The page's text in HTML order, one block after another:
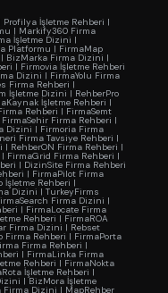
Profilya İşletme Rehberi |
| Markify360 Firma
İşletme Dizini |
Platformu | FirmaMap
| BizMarka Firma Dizini |
| Firmovia İşletme Rehberi
Dizini | FirmaYolu Firma
Firma Rehberi |
İşletme Dizini | RehberPro
İşletme Rehberi |
Rehberi | FirmaSemt
FirmaSehir Firma Rehberi |
Dizini | Firmoria Firma
Firma Tavsiye Rehberi |
| RehberON Firma Rehberi |
| FirmaGrid Firma Rehberi |
| DizinSite Firma Rehberi
| FirmaPilot Firma
İşletme Rehberi |
Dizini | TurkeyFirms
Firma Dizini |
| FirmaLocate Firma
Rehberi | FirmaROA
Firma Dizini | Rebset
Firma Rehberi | FirmaPorta
Firma Rehberi |
| FirmaLinka Firma
Rehberi | FirmaNokta
İşletme Rehberi |
|BizMora İşletme
Firma Dizini | MapRehber